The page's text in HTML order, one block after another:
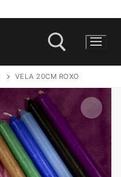
VELA 20CM ROXO